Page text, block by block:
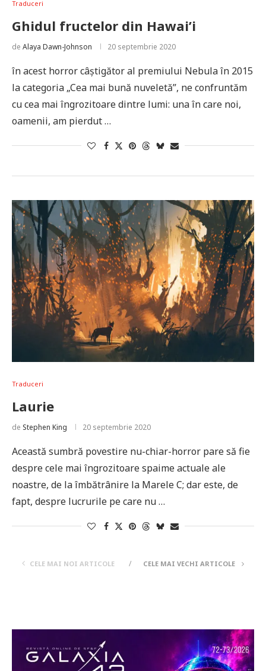
Traduceri
Ghidul fructelor din Hawai’i
de Alaya Dawn-Johnson 20 septembrie 2020
în acest horror câștigător al premiului Nebula în 2015
la categoria „Cea mai bună nuveletă”, ne confruntăm
cu cea mai îngrozitoare dintre lumi: una în care noi,
oamenii, am pierdut …
Traduceri
Laurie
de Stephen King 20 septembrie 2020
Această sumbră povestire nu-chiar-horror pare să fie
despre cele mai îngrozitoare spaime actuale ale
noastre, de la îmbătrânire la Marele C; dar este, de
fapt, despre lucrurile pe care nu …
CELE MAI NOI ARTICOLE CELE MAI VECHI ARTICOLE